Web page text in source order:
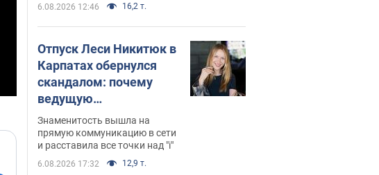
6.08.2026 12:46 16,2 т.
Отпуск Леси Никитюк в
Карпатах обернулся
скандалом: почему
ведущую
несправедливо
захейтили
Знаменитость вышла на
прямую коммуникацию в сети
и расставила все точки над "i"
6.08.2026 17:32 12,9 т.